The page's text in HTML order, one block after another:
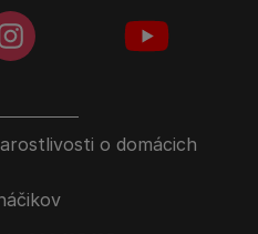
o domácich
instagramColored